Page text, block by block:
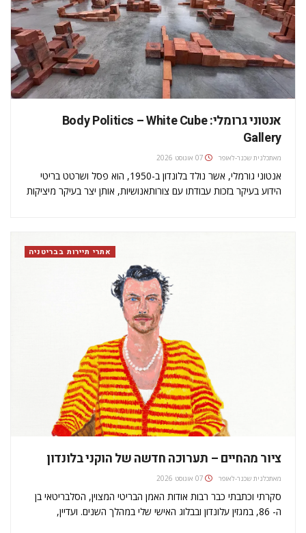
אנטוני גרומלי: Body Politics – White Cube
Gallery
מאתכלנית שכנר-לאופר 07 אוגוסט 2026
אנטוני גורמלי, אשר נולד בלונדון ב-1950, הוא פסל ושרטט בריטי
הידוע בעיקר בזכות עבודתו עם צורותאנושיות, אותן יצר בעיקר מיציקות
אתרי תיירות בבריטניה
ציור מהחיים – תערוכה חדשה של הוקני בלונדון
מאתכלנית שכנר-לאופר 07 אוגוסט 2026
סקרתי וכתבתי כבר רבות אודות האמן הבריטי המצוין, הסלבריטאי בן
ה- 86, במגזין עלונדון ובבלוג האישי שלי במהלך השנים. ועדיין,